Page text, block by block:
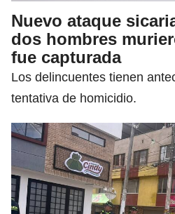
Nuevo ataque
dos hombres
fue capturada
Los delincuentes tienen
tentativa de homicidio.